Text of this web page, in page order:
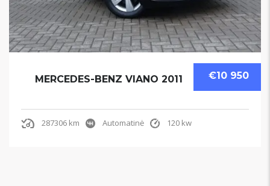
€10 950
MERCEDES-BENZ VIANO 2011
287306 km Automatinė 120 kw